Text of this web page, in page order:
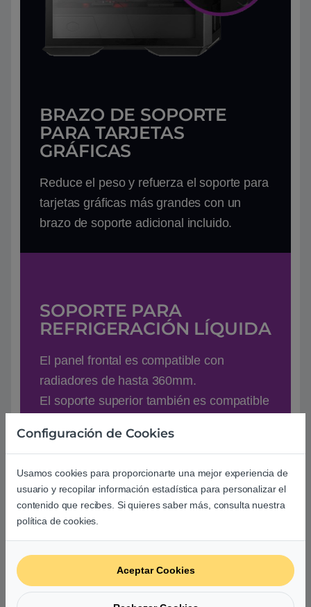
BRAZO DE SOPORTE
PARA TARJETAS
GRÁFICAS
Reduce el peso y refuerza el soporte para
tarjetas gráficas más grandes con un
brazo de soporte adicional incluido.
SOPORTE PARA
REFRIGERACIÓN LÍQUIDA
El panel frontal es compatible con
radiadores de hasta 360mm.
El soporte superior también es compatible
además de ventiladores de hasta 200mm.
de alimentación está el soporte para las
bombas de agua.
Configuración de Cookies
Usamos cookies para proporcionarte una mejor experiencia de
usuario y recopilar información estadística para personalizar el
contenido que recibes. Si quieres saber más, consulta nuestra
política de cookies.
Aceptar Cookies